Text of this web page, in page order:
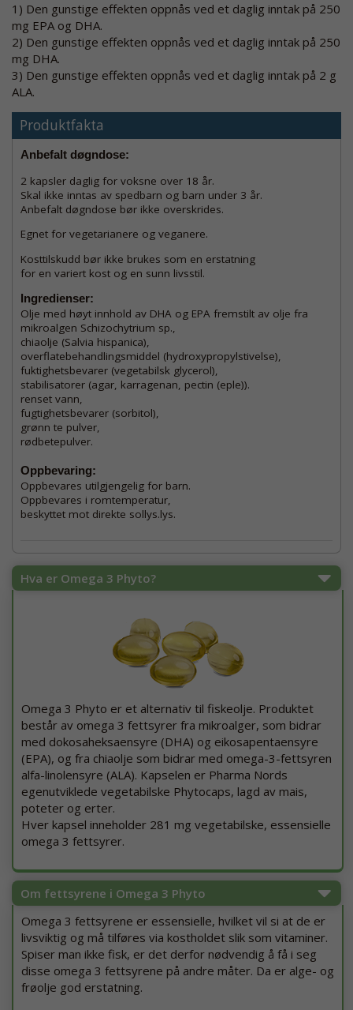
1) Den gunstige effekten oppnås ved et daglig inntak på 250
mg EPA og DHA.
2) Den gunstige effekten oppnås ved et daglig inntak på 250
mg DHA.
3) Den gunstige effekten oppnås ved et daglig inntak på 2 g
ALA.
Produktfakta
Anbefalt døgndose:
2 kapsler daglig for voksne over 18 år.
Skal ikke inntas av spedbarn og barn under 3 år.
Anbefalt døgndose bør ikke overskrides.
Egnet for vegetarianere og veganere.
Kosttilskudd bør ikke brukes som en erstatning
for en variert kost og en sunn livsstil.
Ingredienser:
Olje med høyt innhold av DHA og EPA fremstilt av olje fra
mikroalgen Schizochytrium sp.,
chiaolje (Salvia hispanica),
overflatebehandlingsmiddel (hydroxypropylstivelse),
fuktighetsbevarer (vegetabilsk glycerol),
stabilisatorer (agar, karragenan, pectin (eple)).
renset vann,
fugtighetsbevarer (sorbitol),
grønn te pulver,
rødbetepulver.
Oppbevaring:
Oppbevares utilgjengelig for barn.
Oppbevares i romtemperatur,
beskyttet mot direkte sollys.lys.
Hva er Omega 3 Phyto?
Omega 3 Phyto er et alternativ til fiskeolje. Produktet
består av omega 3 fettsyrer fra mikroalger, som bidrar
med dokosaheksaensyre (DHA) og eikosapentaensyre
(EPA), og fra chiaolje som bidrar med omega-3-fettsyren
alfa-linolensyre (ALA). Kapselen er Pharma Nords
egenutviklede vegetabilske Phytocaps, lagd av mais,
poteter og erter.
Hver kapsel inneholder 281 mg vegetabilske, essensielle
omega 3 fettsyrer.
Om fettsyrene i Omega 3 Phyto
Omega 3 fettsyrene er essensielle, hvilket vil si at de er
livsviktig og må tilføres via kostholdet slik som vitaminer.
Spiser man ikke fisk, er det derfor nødvendig å få i seg
disse omega 3 fettsyrene på andre måter. Da er alge- og
frøolje god erstatning.